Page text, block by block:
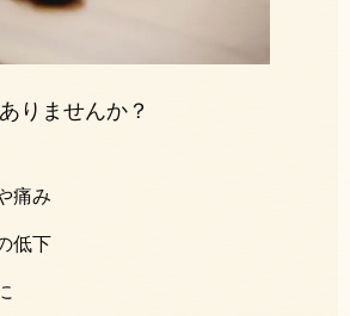
りませんか？
痛み
低下